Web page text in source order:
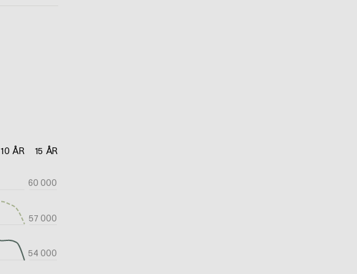
10 ÅR 15 ÅR
54 000
57 000
60 000